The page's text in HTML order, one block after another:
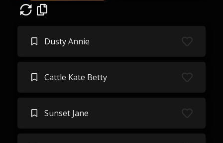
Dusty Annie
Cattle Kate Betty
Sunset Jane